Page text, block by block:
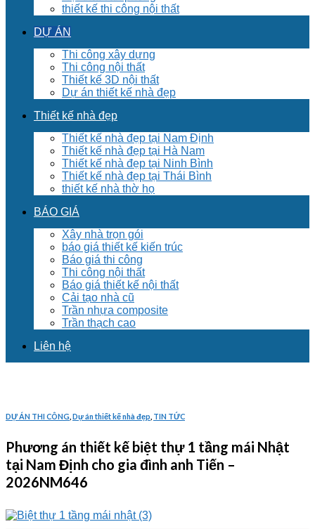
thiết kế thi công nội thất
DỰ ÁN
Thi công xây dựng
Thi công nội thất
Thiết kế 3D nội thất
Dự án thiết kế nhà đẹp
Thiết kế nhà đẹp
Thiết kế nhà đẹp tại Nam Định
Thiết kế nhà đẹp tại Hà Nam
Thiết kế nhà đẹp tại Ninh Bình
Thiết kế nhà đẹp tại Thái Bình
thiết kế nhà thờ họ
BÁO GIÁ
Xây nhà trọn gói
báo giá thiết kế kiến trúc
Báo giá thi công
Thi công nội thất
Báo giá thiết kế nội thất
Cải tạo nhà cũ
Trần nhựa composite
Trần thạch cao
Liên hệ
DỰ ÁN THI CÔNG Dự án thiết kế nhà đẹp TIN TỨC
Phương án thiết kế biệt thự 1 tầng mái Nhật
tại Nam Định cho gia đình anh Tiến –
2026NM646